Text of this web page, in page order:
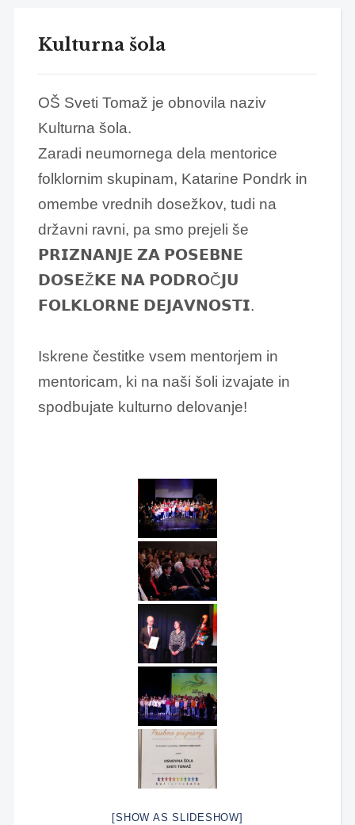
Kulturna šola
OŠ Sveti Tomaž je obnovila naziv
Kulturna šola.
Zaradi neumornega dela mentorice
folklornim skupinam, Katarine Pondrk in
omembe vrednih dosežkov, tudi na
državni ravni, pa smo prejeli še
𝗣𝗥𝗜𝗭𝗡𝗔𝗡𝗝𝗘 𝗭𝗔 𝗣𝗢𝗦𝗘𝗕𝗡𝗘
𝗗𝗢𝗦𝗘Ž𝗞𝗘 𝗡𝗔 𝗣𝗢𝗗𝗥𝗢Č𝗝𝗨
𝗙𝗢𝗟𝗞𝗟𝗢𝗥𝗡𝗘 𝗗𝗘𝗝𝗔𝗩𝗡𝗢𝗦𝗧𝗜.
Iskrene čestitke vsem mentorjem in
mentoricam, ki na naši šoli izvajate in
spodbujate kulturno delovanje!
[SHOW AS SLIDESHOW]